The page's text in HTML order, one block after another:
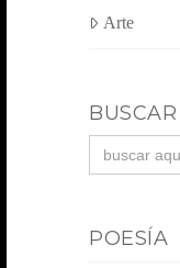
Arte
BUSCAR
Buscar:
POESÍA